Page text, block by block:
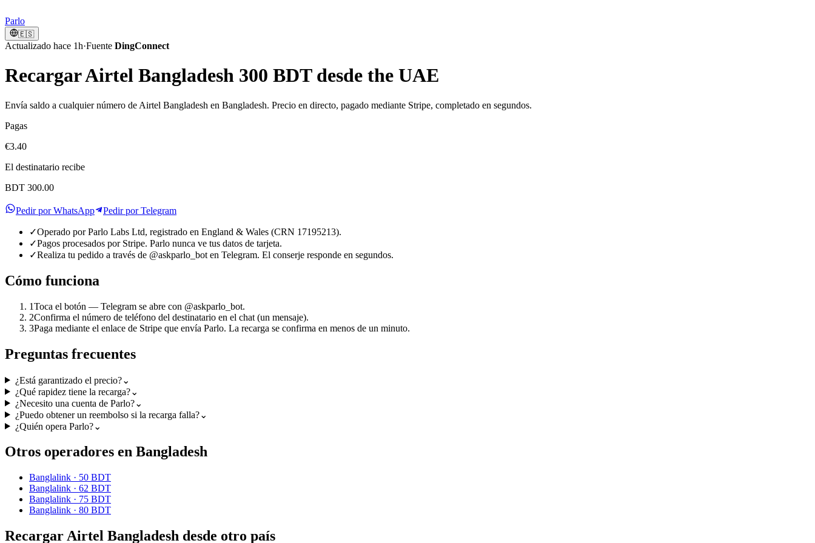
Parlo
🇪🇸
Actualizado hace 1h·Fuente DingConnect
Recargar Airtel Bangladesh 300 BDT desde the UAE
Envía saldo a cualquier número de Airtel Bangladesh en Bangladesh. Precio en directo, pagado mediante Stripe, completado en segundos.
Pagas
€3.40
El destinatario recibe
BDT 300.00
Pedir por WhatsApp Pedir por Telegram
✓Operado por Parlo Labs Ltd, registrado en England & Wales (CRN 17195213).
✓Pagos procesados por Stripe. Parlo nunca ve tus datos de tarjeta.
✓Realiza tu pedido a través de @askparlo_bot en Telegram. El conserje responde en segundos.
Cómo funciona
1Toca el botón — Telegram se abre con @askparlo_bot.
2Confirma el número de teléfono del destinatario en el chat (un mensaje).
3Paga mediante el enlace de Stripe que envía Parlo. La recarga se confirma en menos de un minuto.
Preguntas frecuentes
¿Está garantizado el precio?⌄
¿Qué rapidez tiene la recarga?⌄
¿Necesito una cuenta de Parlo?⌄
¿Puedo obtener un reembolso si la recarga falla?⌄
¿Quién opera Parlo?⌄
Otros operadores en Bangladesh
Banglalink · 50 BDT
Banglalink · 62 BDT
Banglalink · 75 BDT
Banglalink · 80 BDT
Recargar Airtel Bangladesh desde otro país